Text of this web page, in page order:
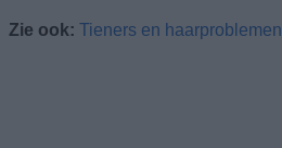
Zie ook: Tieners en haarproblemen